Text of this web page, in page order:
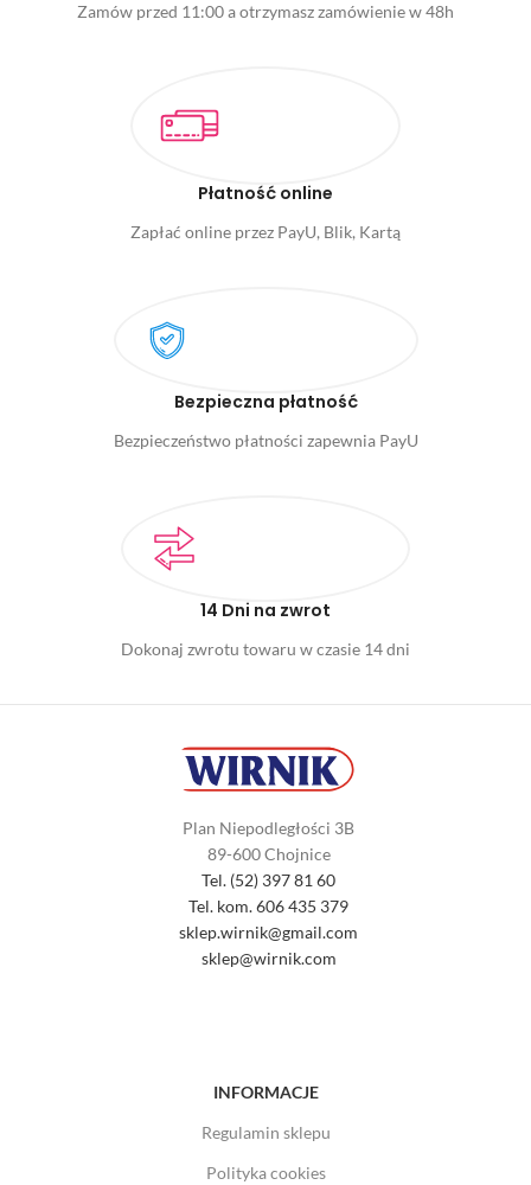
Zamów przed 11:00 a otrzymasz zamówienie w 48h
Płatność online
Zapłać online przez PayU, Blik, Kartą
Bezpieczna płatność
Bezpieczeństwo płatności zapewnia PayU
14 Dni na zwrot
Dokonaj zwrotu towaru w czasie 14 dni
Plan Niepodległości 3B
89-600 Chojnice
Tel. (52) 397 81 60
Tel. kom. 606 435 379
sklep.wirnik@gmail.com
sklep@wirnik.com
INFORMACJE
Regulamin sklepu
Polityka cookies